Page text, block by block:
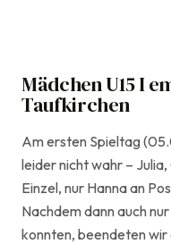
Mädchen U15 I
Taufkirchen
Am ersten Spieltag
leider nicht wahr –
Einzel, nur Hanna an
Nachdem dann auch
konnten, beendeten wir